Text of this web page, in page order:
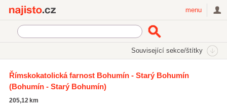
menu
Související sekce/štítky
Najisto.cz
Náboženské organizace a instituce
Farnosti a kostely
Římskokatolická farnost Bohumín - Starý Bohumín
(Bohumín - Starý Bohumín)
205,12 km